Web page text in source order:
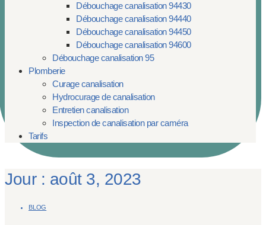
Débouchage canalisation 94430
Débouchage canalisation 94440
Débouchage canalisation 94450
Débouchage canalisation 94600
Débouchage canalisation 95
Plomberie
Curage canalisation
Hydrocurage de canalisation
Entretien canalisation
Inspection de canalisation par caméra
Tarifs
Jour : août 3, 2023
BLOG